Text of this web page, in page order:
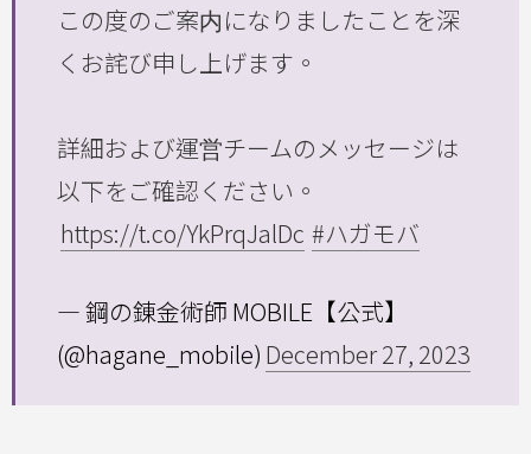
この度のご案内になりましたことを深
くお詫び申し上げます。
詳細および運営チームのメッセージは
以下をご確認ください。
https://t.co/YkPrqJalDc #ハガモバ
— 鋼の錬金術師 MOBILE【公式】
(@hagane_mobile) December 27, 2023